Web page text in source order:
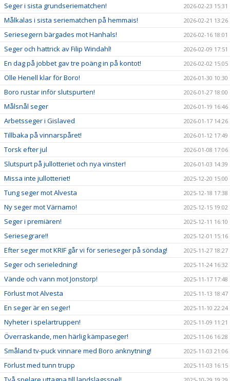
Seger i sista grundseriematchen! 2026-02-23 15:31
Målkalas i sista seriematchen på hemmais! 2026-02-21 13:26
Seriesegern bärgades mot Hanhals! 2026-02-16 18:01
Seger och hattrick av Filip Windahl! 2026-02-09 17:51
En dag på jobbet gav tre poäng in på kontot! 2026-02-02 15:05
Olle Henell klar för Boro! 2026-01-30 10:30
Boro rustar inför slutspurten! 2026-01-27 18:00
Målsnål seger 2026-01-19 16:46
Arbetsseger i Gislaved 2026-01-17 14:26
Tillbaka på vinnarspåret! 2026-01-12 17:49
Torsk efter jul 2026-01-08 17:06
Slutspurt på jullotteriet och nya vinster! 2026-01-03 14:39
Missa inte jullotteriet! 2025-12-20 15:00
Tung seger mot Alvesta 2025-12-18 17:38
Ny seger mot Värnamo! 2025-12-15 19:02
Seger i premiären! 2025-12-11 16:10
Seriesegrare!! 2025-12-01 15:16
Efter seger mot KRIF går vi för serieseger på söndag! 2025-11-27 18:27
Seger och serieledning! 2025-11-24 16:32
Vände och vann mot Jonstorp! 2025-11-17 17:48
Förlust mot Alvesta 2025-11-13 18:47
En seger är en seger! 2025-11-10 22:24
Nyheter i spelartruppen! 2025-11-09 11:21
Överraskande, men härlig kämpaseger! 2025-11-06 16:28
Småland tv-puck vinnare med Boro anknytning! 2025-11-03 21:06
Förlust med tunn trupp 2025-11-03 16:15